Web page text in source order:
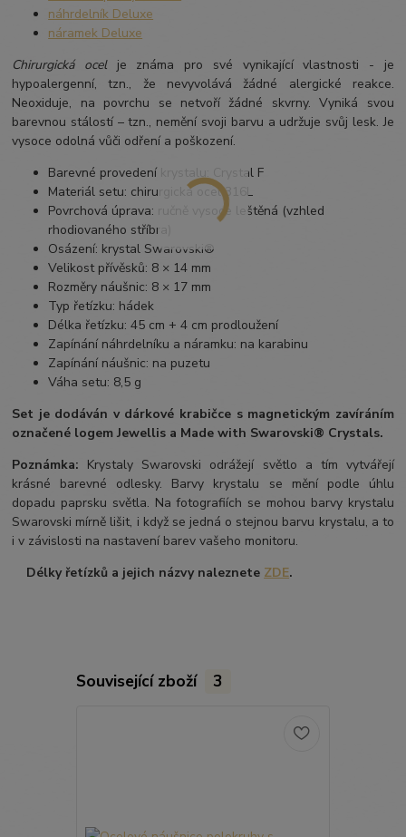
náhrdelník Deluxe
náramek Deluxe
Chirurgická ocelje známa pro své vynikající vlastnosti - je
hypoalergenní, tzn., že nevyvolává žádné alergické reakce.
Neoxiduje, na povrchu se netvoří žádné skvrny. Vyniká svou
barevnou stálostí – tzn., nemění svoji barvu a udržuje svůj lesk. Je
vysoce odolná vůči odření a poškození.
Barevné provedení krystalu: Crystal F
Materiál setu: chirurgická ocel 316L
Povrchová úprava: ručně vysoce leštěná (vzhled
rhodiovaného stříbra)
Osázení: krystal Swarovski®
Velikost přívěsků: 8 × 14 mm
Rozměry náušnic: 8 × 17 mm
Typ řetízku: hádek
Délka řetízku: 45 cm + 4 cm prodloužení
Zapínání náhrdelníku a náramku: na karabinu
Zapínání náušnic: na puzetu
Váha setu: 8,5 g
Set je dodáván v dárkové krabičce s magnetickým zavíráním
označené logem Jewellis a Made with Swarovski® Crystals.
Poznámka: Krystaly Swarovski odrážejí světlo a tím vytvářejí
krásné barevné odlesky. Barvy krystalu se mění podle úhlu
dopadu paprsku světla. Na fotografiích se mohou barvy krystalu
Swarovski mírně lišit, i když se jedná o stejnou barvu krystalu, a to
i v závislosti na nastavení barev vašeho monitoru.
Délky řetízků a jejich názvy naleznete ZDE.
Související zboží 3